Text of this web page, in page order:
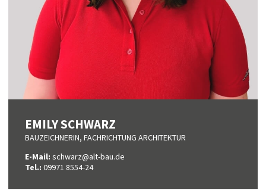
EMILY SCHWARZ
BAUZEICHNERIN, FACHRICHTUNG ARCHITEKTUR
E-Mail: schwarz@alt-bau.de
Tel.: 09971 8554-24